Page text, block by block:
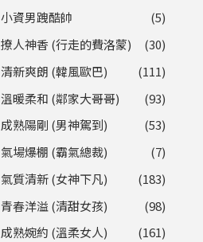
小資男跩酷帥
(5)
撩人神香 (行走的費洛蒙)
(30)
清新爽朗 (韓風歐巴)
(111)
溫暖柔和 (鄰家大哥哥)
(93)
成熟陽剛 (男神駕到)
(53)
氣場爆棚 (霸氣總裁)
(7)
氣質清新 (女神下凡)
(183)
青春洋溢 (清甜女孩)
(98)
成熟婉約 (溫柔女人)
(161)